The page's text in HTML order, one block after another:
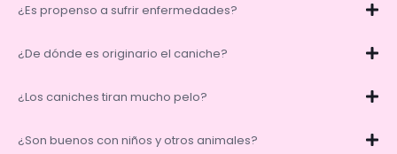
¿Es propenso a sufrir enfermedades?
¿De dónde es originario el caniche?
¿Los caniches tiran mucho pelo?
¿Son buenos con niños y otros animales?